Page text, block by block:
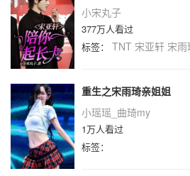
小宋丸子
377万人看过
标签： TNT 宋亚轩 宋雨
重生之宋雨琦亲姐姐
小瑶瑶_曲琦my
1万人看过
标签：